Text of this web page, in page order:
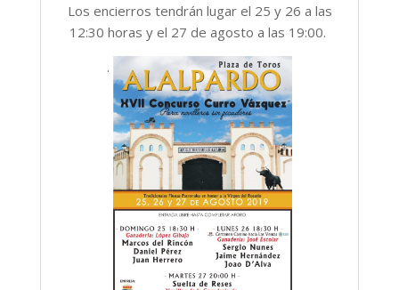
Los encierros tendrán lugar el 25 y 26 a las
12:30 horas y el 27 de agosto a las 19:00.
.